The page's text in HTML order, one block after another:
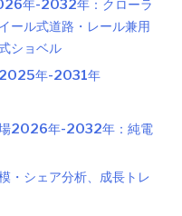
年-2032年：クローラ
ール式道路・レール兼用
ショベル
2025年-2031年
場2026年-2032年：純電
・シェア分析、成長トレ